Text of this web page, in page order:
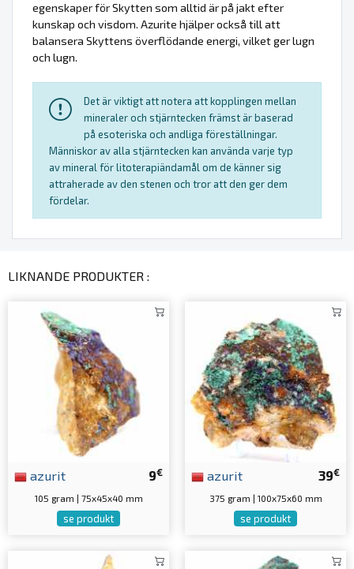
egenskaper för Skytten som alltid är på jakt efter
kunskap och visdom. Azurite hjälper också till att
balansera Skyttens överflödande energi, vilket ger lugn
och lugn.
Det är viktigt att notera att kopplingen mellan
mineraler och stjärntecken främst är baserad
på esoteriska och andliga föreställningar.
Människor av alla stjärntecken kan använda varje typ
av mineral för litoterapiändamål om de känner sig
attraherade av den stenen och tror att den ger dem
fördelar.
LIKNANDE PRODUKTER :
9€
azurit
105 gram | 75x45x40 mm
se produkt
39€
azurit
375 gram | 100x75x60 mm
se produkt